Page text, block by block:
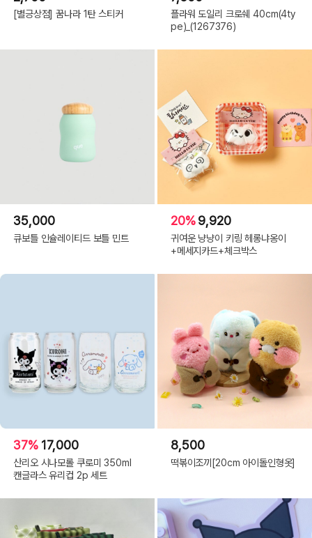
[별긍상점] 꿈나라 1탄 스티커
플라워 도일리 크로쉐 40cm(4ty
pe)_(1267376)
35,000
큐보틀 인슐레이티드 보틀 민트
20%9,920
귀여운 냥냥이 키링 헤롱냐옹이
+메세지카드+체크박스
37% 17,000
산리오 시나모롤 쿠로미 350ml
캔글라스 유리컵 2p 세트
8,500
떡볶이조끼[20cm 아이돌인형옷]